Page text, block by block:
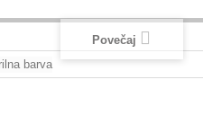
Povečaj